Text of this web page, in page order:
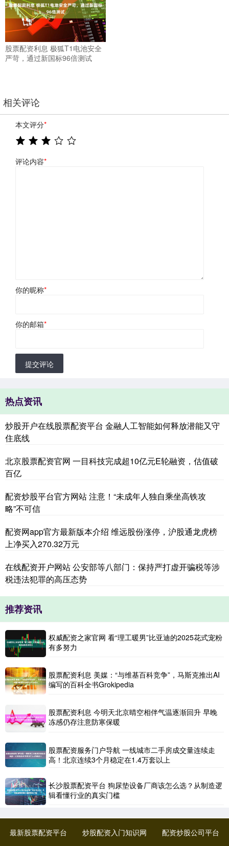
股票配资利息 极狐T1电池安全
严苛，通过新国标96倍测试
相关评论
本文评分*
评论内容*
你的昵称*
你的邮箱*
提交评论
热点资讯
炒股开户在线股票配资平台 金融人工智能如何释放潜能又守
住底线
北京股票配资官网 一目科技完成超10亿元E轮融资，估值破
百亿
配资炒股平台官方网站 注意！“未成年人独自乘坐高铁攻
略”不可信
配资网app官方最新版本介绍 维远股份涨停，沪股通龙虎榜
上净买入270.32万元
在线配资开户网站 公安部等八部门：保持严打虚开骗税等涉
税违法犯罪的高压态势
推荐资讯
权威配资之家官网 看“理工暖男”比亚迪的2025花式宠粉
有多努力
股票配资利息 美媒：“与维基百科竞争”，马斯克推出AI
编写的百科全书Grokipedia
股票配资利息 今明天北京晴空相伴气温逐渐回升 早晚
冻感仍存注意防寒保暖
股票配资服务门户导航 一线城市二手房成交量连续走
高！北京连续3个月稳定在1.4万套以上
长沙股票配资平台 狗尿垫设备厂商该怎么选？从制造逻
辑看懂行业的真实门槛
最新股票配资平台 炒股配资入门知识网 配资炒股公司平台